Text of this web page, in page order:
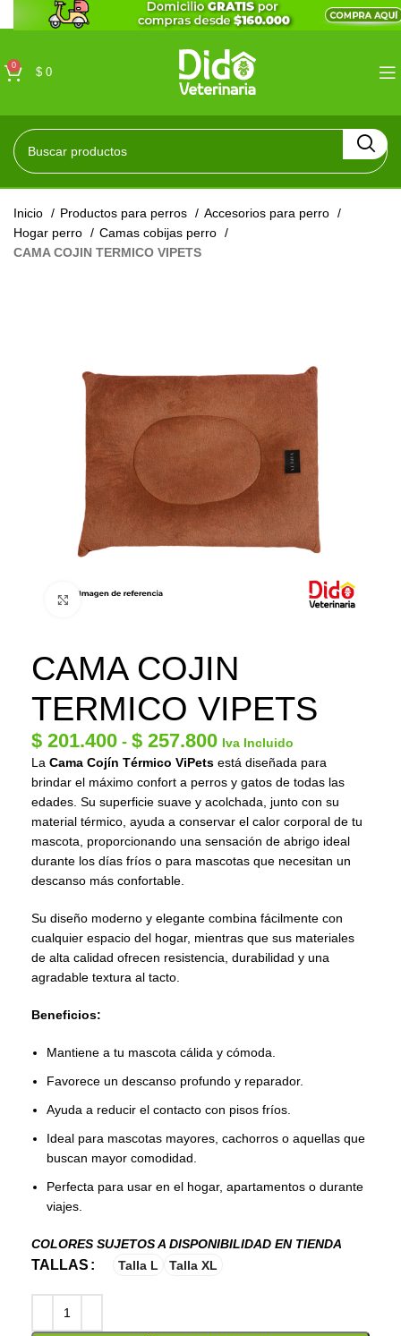
0
$ 0
Inicio Productos para perros
Accesorios para perro
Hogar perro
Camas cobijas perro
CAMA COJIN TERMICO VIPETS
Click to enlarge
CAMA COJIN
TERMICO VIPETS
$ 201.400 - $ 257.800 Iva Incluido
La Cama Cojín Térmico ViPets está diseñada para
brindar el máximo confort a perros y gatos de todas las
edades. Su superficie suave y acolchada, junto con su
material térmico, ayuda a conservar el calor corporal de tu
mascota, proporcionando una sensación de abrigo ideal
durante los días fríos o para mascotas que necesitan un
descanso más confortable.
Su diseño moderno y elegante combina fácilmente con
cualquier espacio del hogar, mientras que sus materiales
de alta calidad ofrecen resistencia, durabilidad y una
agradable textura al tacto.
Beneficios:
Mantiene a tu mascota cálida y cómoda.
Favorece un descanso profundo y reparador.
Ayuda a reducir el contacto con pisos fríos.
Ideal para mascotas mayores, cachorros o aquellas que
buscan mayor comodidad.
Perfecta para usar en el hogar, apartamentos o durante
viajes.
COLORES SUJETOS A DISPONIBILIDAD EN TIENDA
TALLAS Talla L Talla XL